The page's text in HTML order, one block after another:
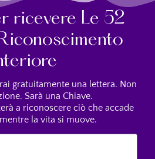
ricevere Le 52
gratuitamente una lettera. Non
Sarà una Chiave.
a riconoscere ciò che accade
la vita si muove.